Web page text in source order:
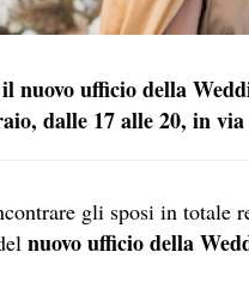
nuovo ufficio della
dalle 17 alle 20, in
gli sposi in totale
nuovo ufficio della